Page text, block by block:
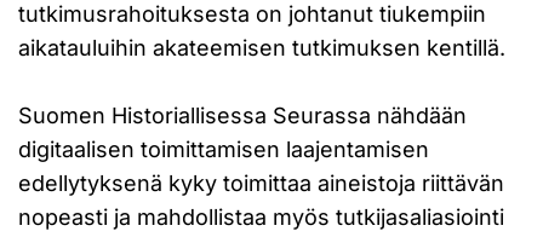
tutkimusrahoituksesta on johtanut tiukempiin
aikatauluihin akateemisen tutkimuksen kentillä.
Suomen Historiallisessa Seurassa nähdään
digitaalisen toimittamisen laajentamisen
edellytyksenä kyky toimittaa aineistoja riittävän
nopeasti ja mahdollistaa myös tutkijasaliasiointi